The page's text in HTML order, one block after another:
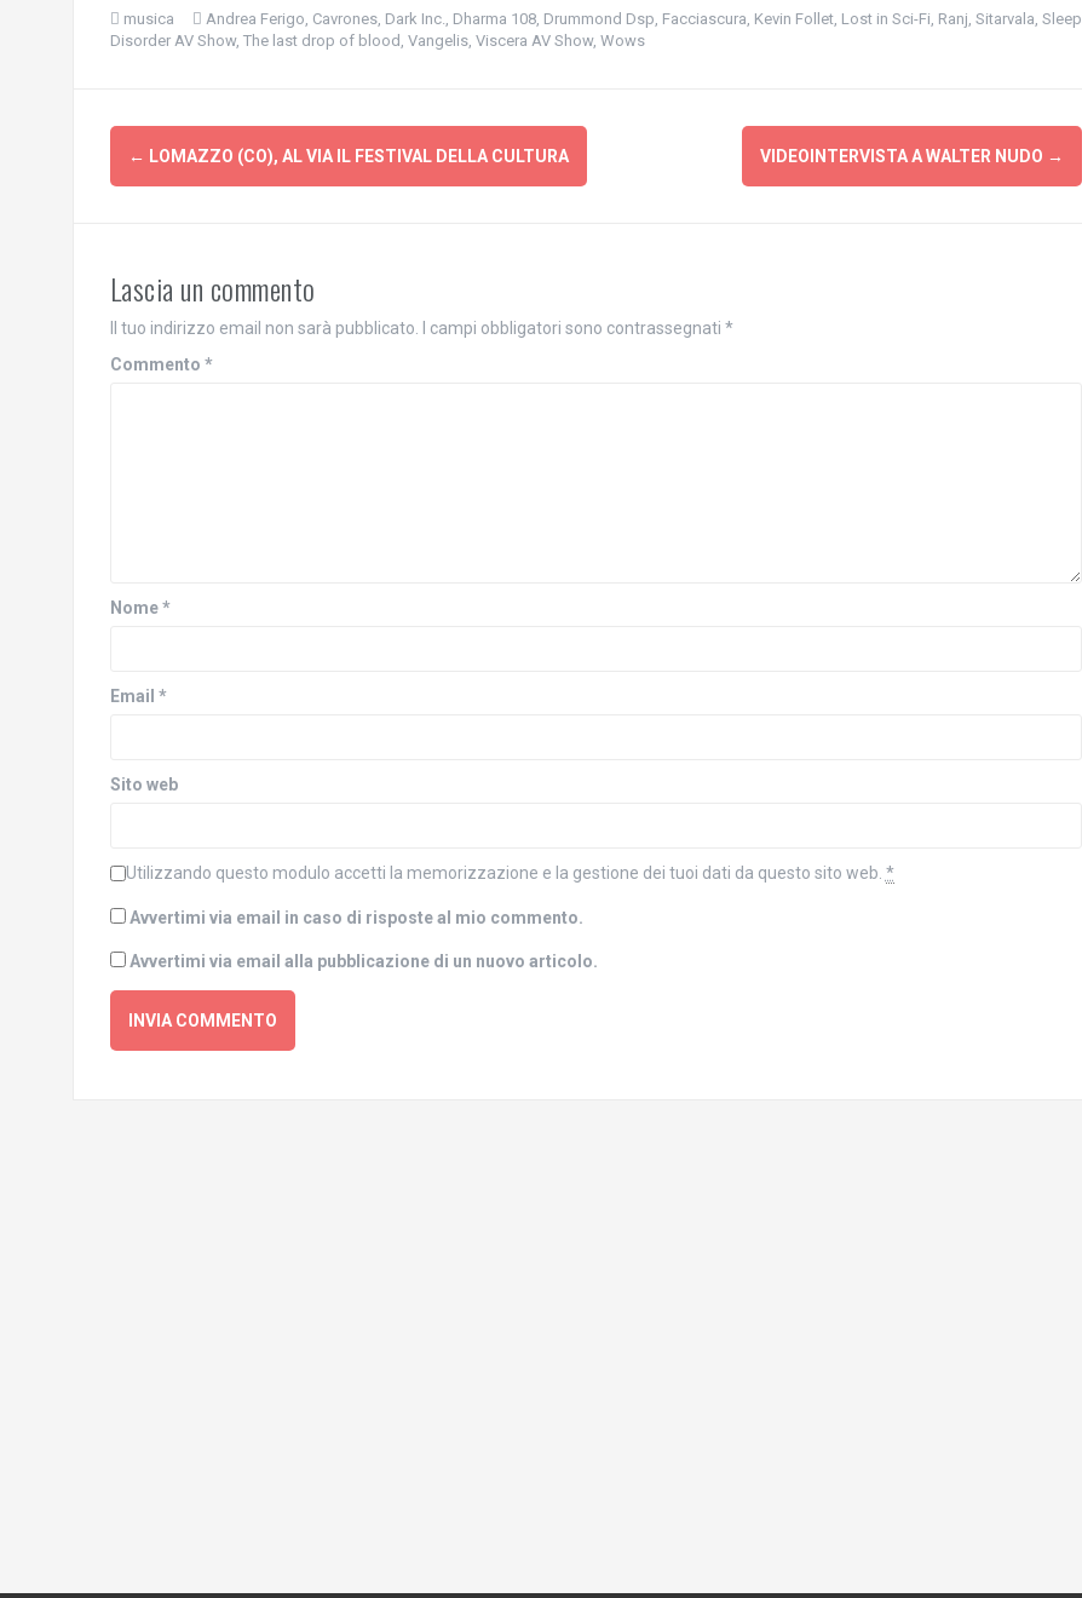
l
i
c
e
c
n
e
r
s
T
w
u
o
v
e
)
i
c
o
d
v
s
u
a
e
b
musica Andrea Ferigo, Cavrones, Dark Inc., Dharma 108, Drummond Dsp, Facciascura, Kevin Follet, Lost in Sci-Fi, Ranj, Sitarvala, Sleep
Disorder AV Show, The last drop of blood , Vangelis, Viscera AV Show, Wows
Navigazione
articolo
← LOMAZZO (CO), AL VIA IL FESTIVAL DELLA CULTURA VIDEOINTERVISTA A WALTER NUDO →
Lascia un commento
Il tuo indirizzo email non sarà pubblicato. I campi obbligatori sono contrassegnati *
Commento *
Nome*
Email *
Sito web
Utilizzando questo modulo accetti la memorizzazione e la gestione dei tuoi dati da questo sito web. *
Avvertimi via email in caso di risposte al mio commento.
Avvertimi via email alla pubblicazione di un nuovo articolo.